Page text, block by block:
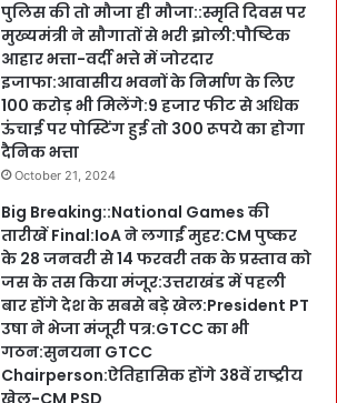
पुलिस की तो मौजा ही मौजा::स्मृति दिवस पर
मुख्यमंत्री ने सौगातों से भरी झोली:पौष्टिक
आहार भत्ता-वर्दी भत्ते में जोरदार
इजाफा:आवासीय भवनों के निर्माण के लिए
100 करोड़ भी मिलेंगे:9 हजार फीट से अधिक
ऊंचाई पर पोस्टिंग हुई तो 300 रूपये का होगा
दैनिक भत्ता
October 21, 2024
Big Breaking::National Games की
तारीखें Final:IoA ने लगाईं मुहर:CM पुष्कर
के 28 जनवरी से 14 फरवरी तक के प्रस्ताव को
जस के तस किया मंजूर:उत्तराखंड में पहली
बार होंगे देश के सबसे बड़े खेल:President PT
उषा ने भेजा मंजूरी पत्र:GTCC का भी
गठन:सुनयना GTCC
Chairperson:ऐतिहासिक होंगे 38वें राष्ट्रीय